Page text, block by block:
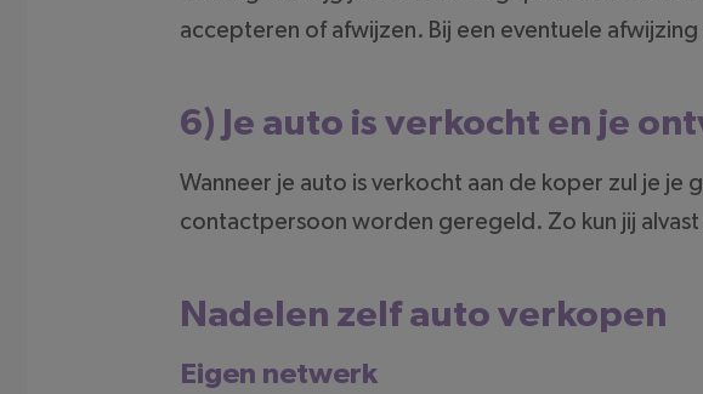
accepteren of afwijzen. Bij een eventuele
6) Je auto is verkocht en je
Wanneer je auto is verkocht aan de koper zul je
contactpersoon worden geregeld. Zo kun jij
Nadelen zelf auto verkopen
Eigen netwerk